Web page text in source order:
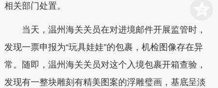
相关部门处置。
当天，温州海关关员在对进境邮件开展监管时，
发现一票申报为“玩具娃娃”的包裹，机检图像存在异
常。随即，温州海关关员对这个入境包裹开箱查验，
发现有一整块雕刻有精美图案的浮雕璧画，基底呈淡